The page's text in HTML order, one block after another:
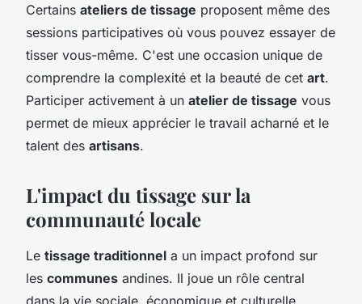
Certains ateliers de tissage proposent même des
sessions participatives où vous pouvez essayer de
tisser vous-même. C'est une occasion unique de
comprendre la complexité et la beauté de cet art.
Participer activement à un atelier de tissage vous
permet de mieux apprécier le travail acharné et le
talent des artisans.
L'impact du tissage sur la
communauté locale
Le tissage traditionnel a un impact profond sur
les communes andines. Il joue un rôle central
dans la vie sociale, économique et culturelle.